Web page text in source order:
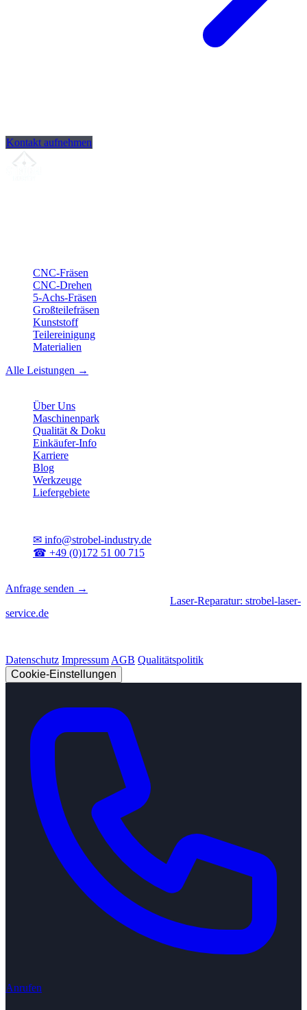
Kontakt aufnehmen
CNC-Fräsen
CNC-Drehen
5-Achs-Fräsen
Großteilefräsen
Kunststoff
Teilereinigung
Materialien
Alle Leistungen →
Über Uns
Maschinenpark
Qualität & Doku
Einkäufer-Info
Karriere
Blog
Werkzeuge
Liefergebiete
✉ info@strobel-industry.de
☎ +49 (0)172 51 00 715
Anfrage senden →
Laser-Reparatur: strobel-laser-
service.de
Datenschutz Impressum AGB Qualitätspolitik
Cookie-Einstellungen
Anrufen